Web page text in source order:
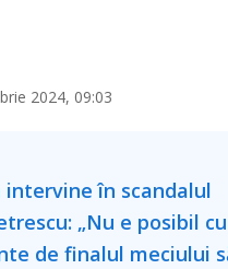
2024, 09:03